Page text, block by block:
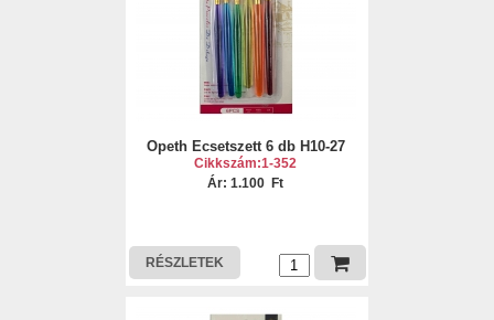
Opeth Ecsetszett 6 db H10-27
Cikkszám:1-352
Ár: 1.100 Ft
RÉSZLETEK